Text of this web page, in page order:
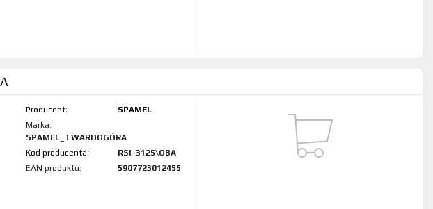
Producent:
SPAMEL
Marka:
SPAMEL_TWARDOGÓRA
Kod produktu:
RSI-3125\OBA
EAN produktu:
5907723012455